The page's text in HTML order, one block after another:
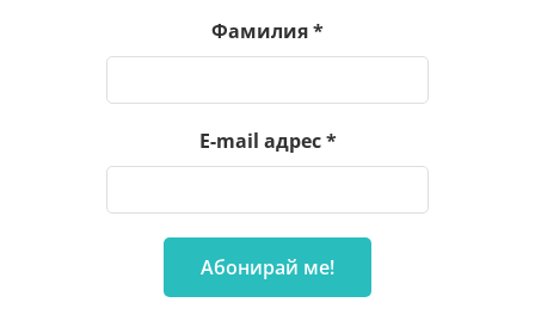
Фамилия*
E-mail адрес*